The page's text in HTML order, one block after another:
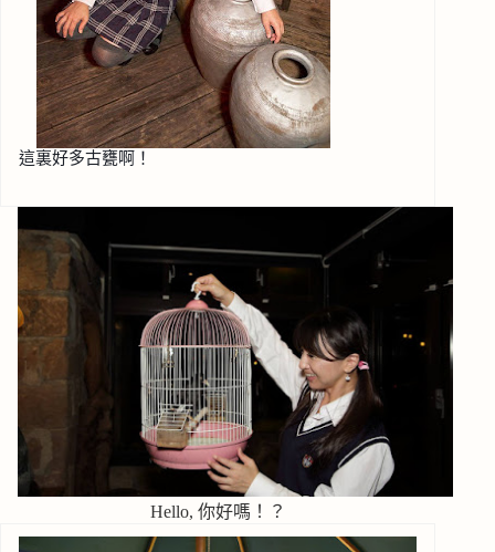
這裏好多古甕啊！
Hello, 你好嗎！？